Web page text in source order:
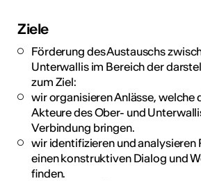
Ziele
Förderung des Austauschs
Unterwallis im Bereich der
zum Ziel:
wir organisieren Anlässe, welche
Akteure des Ober- und
Verbindung bringen.
wir identifizieren und analysieren
einen konstruktiven Dialog und
finden.